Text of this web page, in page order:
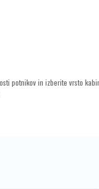
potnikov in izberite vrsto